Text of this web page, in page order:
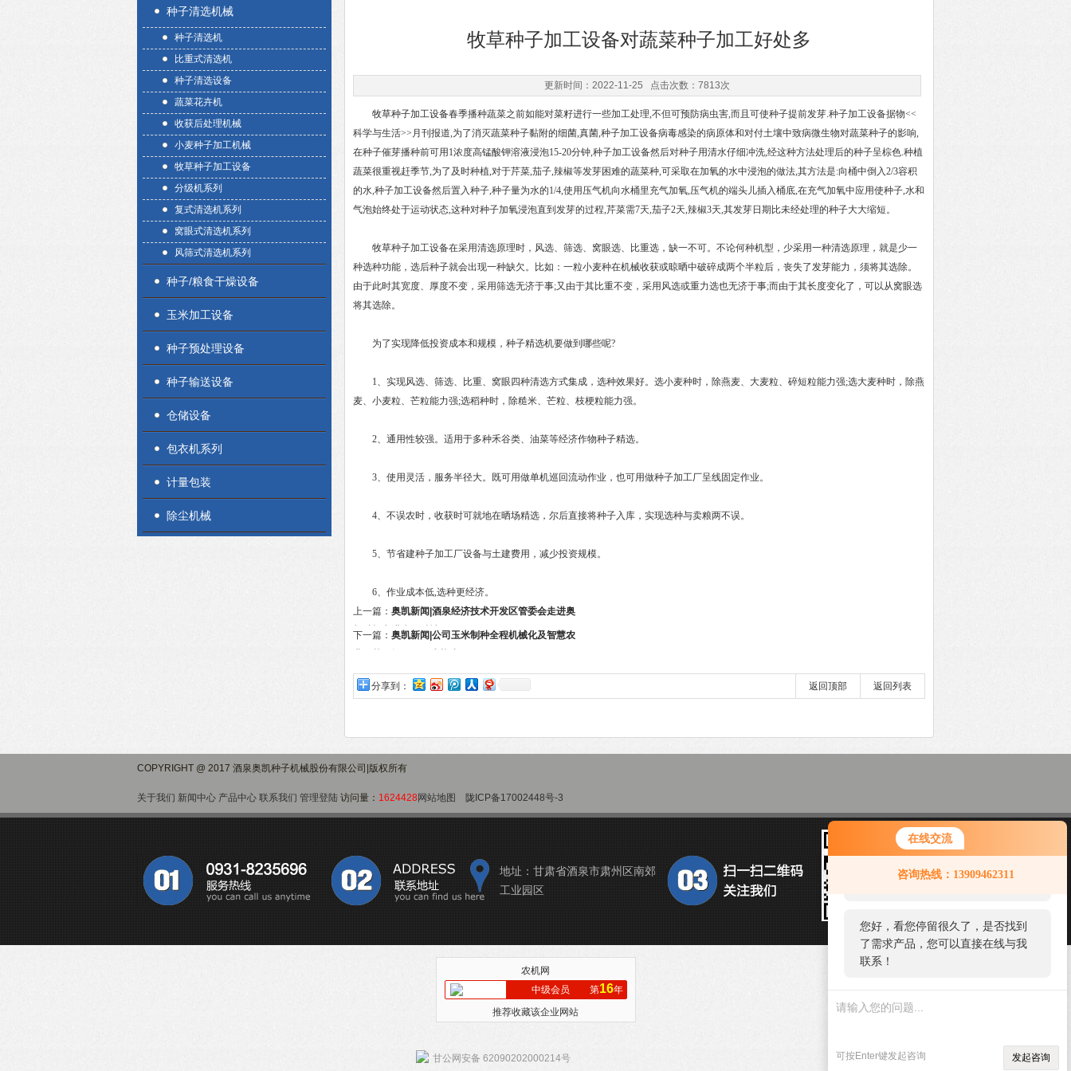
在线交流
咨询热线：13909462311
您好！欢迎前来咨询，很高兴为您
服务，请问您要咨询什么问题呢？
您好，看您停留很久了，是否找到
了需求产品，您可以直接在线与我
联系！
可按Enter键发起咨询 发起咨询
种子清选机械
种子清选机
比重式清选机
种子清选设备
蔬菜花卉机
收获后处理机械
小麦种子加工机械
牧草种子加工设备
分级机系列
复式清选机系列
窝眼式清选机系列
风筛式清选机系列
种子/粮食干燥设备
玉米加工设备
种子预处理设备
种子输送设备
仓储设备
包衣机系列
计量包装
除尘机械
牧草种子加工设备对蔬菜种子加工好处多
更新时间：2022-11-25 点击次数：7813次
牧草种子加工设备春季播种蔬菜之前如能对菜籽进行一些加工处理,不但可预防病虫害,而且可使种子提前发芽.种子加工设备据物<<
科学与生活>>月刊报道,为了消灭蔬菜种子黏附的细菌,真菌,种子加工设备病毒感染的病原体和对付土壤中致病微生物对蔬菜种子的影响,
在种子催芽播种前可用1浓度高锰酸钾溶液浸泡15-20分钟,种子加工设备然后对种子用清水仔细冲洗,经这种方法处理后的种子呈棕色.种植
蔬菜很重视赶季节,为了及时种植,对于芹菜,茄子,辣椒等发芽困难的蔬菜种,可采取在加氧的水中浸泡的做法,其方法是:向桶中倒入2/3容积
的水,种子加工设备然后置入种子,种子量为水的1/4,使用压气机向水桶里充气加氧,压气机的端头儿插入桶底,在充气加氧中应用使种子,水和
气泡始终处于运动状态,这种对种子加氧浸泡直到发芽的过程,芹菜需7天,茄子2天,辣椒3天,其发芽日期比未经处理的种子大大缩短。
牧草种子加工设备在采用清选原理时，风选、筛选、窝眼选、比重选，缺一不可。不论何种机型，少采用一种清选原理，就是少一
种选种功能，选后种子就会出现一种缺欠。比如：一粒小麦种在机械收获或晾晒中破碎成两个半粒后，丧失了发芽能力，须将其选除。
由于此时其宽度、厚度不变，采用筛选无济于事;又由于其比重不变，采用风选或重力选也无济于事;而由于其长度变化了，可以从窝眼选
将其选除。
为了实现降低投资成本和规模，种子精选机要做到哪些呢?
1、实现风选、筛选、比重、窝眼四种清选方式集成，选种效果好。选小麦种时，除燕麦、大麦粒、碎短粒能力强;选大麦种时，除燕
麦、小麦粒、芒粒能力强;选稻种时，除糙米、芒粒、枝梗粒能力强。
2、通用性较强。适用于多种禾谷类、油菜等经济作物种子精选。
3、使用灵活，服务半径大。既可用做单机巡回流动作业，也可用做种子加工厂呈线固定作业。
4、不误农时，收获时可就地在晒场精选，尔后直接将种子入库，实现选种与卖粮两不误。
5、节省建种子加工厂设备与土建费用，减少投资规模。
6、作业成本低,选种更经济。
上一篇： 奥凯新闻|酒泉经济技术开发区管委会走进奥
凯种机宣讲党的精神
下一篇： 奥凯新闻|公司玉米制种全程机械化及智慧农
分享到： 返回列表
返回顶部
COPYRIGHT @ 2017 酒泉奥凯种子机械股份有限公司|版权所有
关于我们 新闻中心 产品中心 联系我们 管理登陆 访问量： 1624428 网站地图 陇ICP备17002448号-3
地址：甘肃省酒泉市肃州区南郊
工业园区
农机网
中级会员
第16年
推荐收藏该企业网站
甘公网安备 62090202000214号